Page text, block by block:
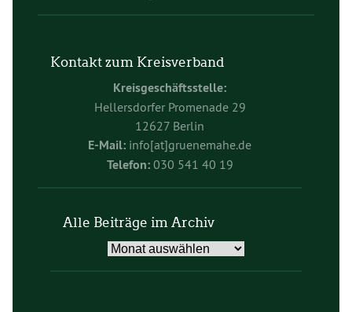
Kontakt zum Kreisverband
Kreisgeschäftsstelle:
Hellersdorfer Promenade 29
12627 Berlin
E-Mail: info[at]gruenemahe.de
Telefon:030 541 40 19
Alle Beiträge im Archiv
Alle